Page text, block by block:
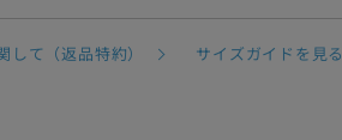
して（返品特約）
サイズガイドを見る